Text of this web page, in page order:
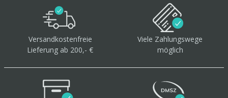
Versandkostenfreie
Lieferung ab 200,- €
Viele Zahlungswege
möglich